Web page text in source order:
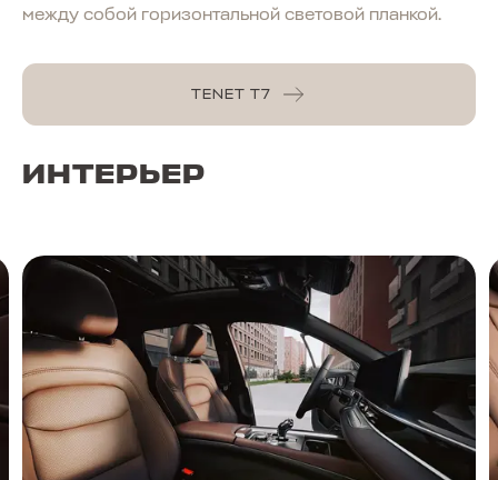
между собой горизонтальной световой планкой.
TENET T7
ИНТЕРЬЕР